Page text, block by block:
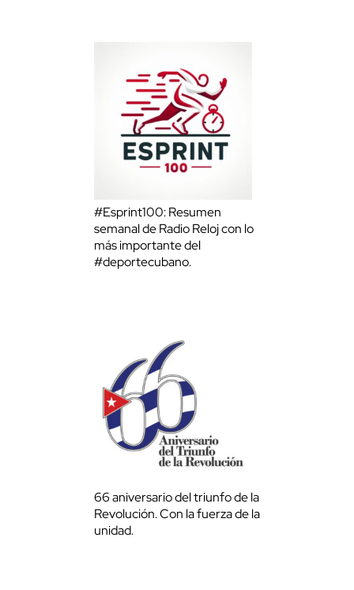
#Esprint100: Resumen
semanal de Radio Reloj con lo
más importante del
#deportecubano.
66 aniversario del triunfo de la
Revolución. Con la fuerza de la
unidad.